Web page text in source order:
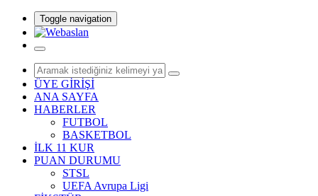
Toggle navigation
ÜYE GİRİŞİ
ANA SAYFA
HABERLER
FUTBOL
BASKETBOL
İLK 11 KUR
PUAN DURUMU
STSL
UEFA Avrupa Ligi